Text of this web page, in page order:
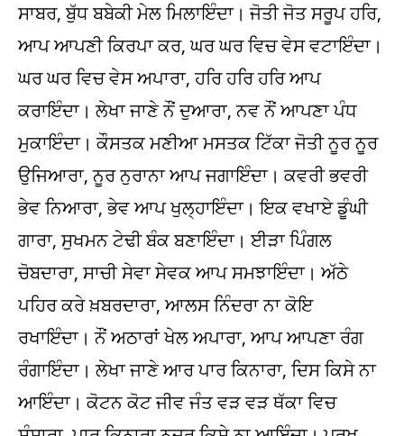
ਸਾਬਰ, ਬੁੱਧ ਬਬੇਕੀ ਮੇਲ ਮਿਲਾਇੰਦਾ। ਜੋਤੀ ਜੋਤ ਸਰੂਪ ਹਰਿ,
ਆਪ ਆਪਣੀ ਕਿਰਪਾ ਕਰ, ਘਰ ਘਰ ਵਿਚ ਵੇਸ ਵਟਾਇੰਦਾ।
ਘਰ ਘਰ ਵਿਚ ਵੇਸ ਅਪਾਰਾ, ਹਰਿ ਹਰਿ ਹਰਿ ਆਪ
ਕਰਾਇੰਦਾ। ਲੇਖਾ ਜਾਣੇ ਨੌਂ ਦੁਆਰਾ, ਨਵ ਨੌਂ ਆਪਣਾ ਪੰਧ
ਮੁਕਾਇੰਦਾ। ਕੌਸਤਕ ਮਣੀਆ ਮਸਤਕ ਟਿੱਕਾ ਜੋਤੀ ਨੂਰ ਨੂਰ
ਉਜਿਆਰਾ, ਨੂਰ ਨੁਰਾਨਾ ਆਪ ਜਗਾਇੰਦਾ। ਕਵਰੀ ਭਵਰੀ
ਭੇਵ ਨਿਆਰਾ, ਭੇਵ ਆਪ ਖੁਲ੍ਹਾਇੰਦਾ। ਇਕ ਵਖਾਏ ਡੂੰਘੀ
ਗਾਰਾ, ਸੁਖਮਨ ਟੇਢੀ ਬੰਕ ਬਣਾਇੰਦਾ। ਈੜਾ ਪਿੰਗਲ
ਚੋਬਦਾਰਾ, ਸਾਚੀ ਸੇਵਾ ਸੇਵਕ ਆਪ ਸਮਝਾਇੰਦਾ। ਅੱਠੇ
ਪਹਿਰ ਕਰੇ ਖ਼ਬਰਦਾਰਾ, ਆਲਸ ਨਿੰਦਰਾ ਨਾ ਕੋਇ
ਰਖਾਇੰਦਾ। ਨੌਂ ਅਠਾਰਾਂ ਖੇਲ ਅਪਾਰਾ, ਆਪ ਆਪਣਾ ਰੰਗ
ਰੰਗਾਇੰਦਾ। ਲੇਖਾ ਜਾਣੇ ਆਰ ਪਾਰ ਕਿਨਾਰਾ, ਦਿਸ ਕਿਸੇ ਨਾ
ਆਇੰਦਾ। ਕੋਟਨ ਕੋਟ ਜੀਵ ਜੰਤ ਵੜ ਵੜ ਥੱਕਾ ਵਿਚ